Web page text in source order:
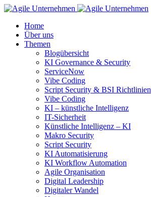
Home
Über uns
Themen
Blogübersicht
KI Governance & Security
ServiceNow
Vibe Coding
Script Security & BSI Richtlinien
Vibe Coding
KI – künstliche Intelligenz
IT-Sicherheit
Künstliche Intelligenz – KI
Makro Security
Script Security
KI Automatisierung
KI Workflow Automation
Agile Organisation
Digital Leadership
Digitaler Wandel